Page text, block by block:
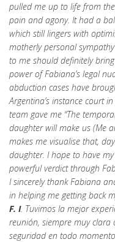
pulled me up to life from
pain and agony. It had a
which still lingers with
motherly personal
to me should definitely
power of Fabiana’s legal
abduction cases have
Argentina’s instance court
team gave me “The
daughter will make us (Me
makes me visualise that,
daughter. I hope to have
powerful verdict through
I sincerely thank Fabiana
in helping me getting back
F. I. Tuvimos la mejor
reunión, siempre muy
seguridad en todo